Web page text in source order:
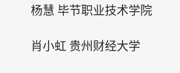
杨慧 毕节职业技术学院
肖小虹 贵州财经大学